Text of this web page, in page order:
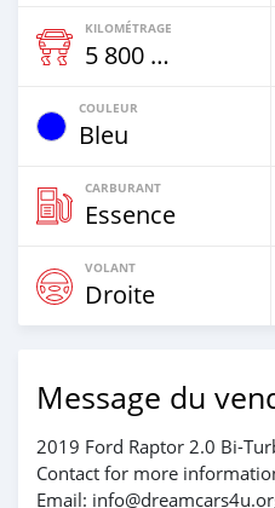
KILOMÉTRAGE
5 800 Km
COULEUR
Bleu
CARBURANT
Essence
VOLANT
Droite
Message du
2019 Ford Raptor 2.0 Bi-
Contact for more
Email: